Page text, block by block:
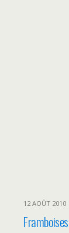
12 AOÛT 2010